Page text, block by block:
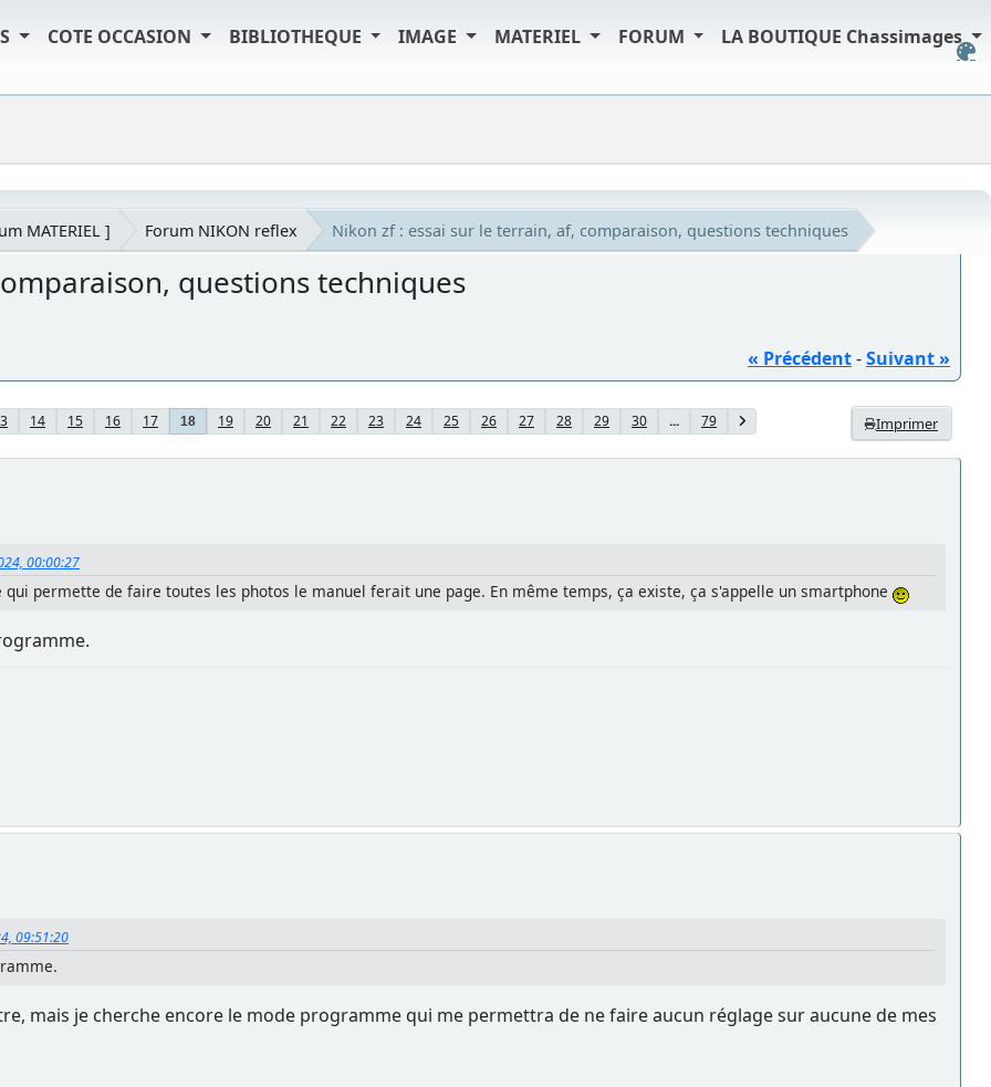
COTE OCCASION BIBLIOTHEQUE IMAGE MATERIEL FORUM LA BOUTIQUE Chassimages
MATERIEL ] Forum NIKON reflex Nikon zf : essai sur le terrain, af, comparaison, questions techniques
questions techniques
« Précédent-Suivant »
Imprimer
14 15 16 17 18 19 20 21 22 23 24 25 26 27 28 29 30 ... 79
00:00:27
permette de faire toutes les photos le manuel ferait une page. En même temps, ça existe, ça s'appelle un smartphone
09:51:20
mais je cherche encore le mode programme qui me permettra de ne faire aucun réglage sur aucune de mes